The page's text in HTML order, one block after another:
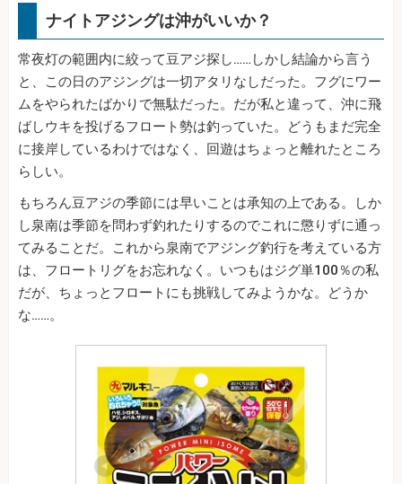
ナイトアジングは沖がいいか？
常夜灯の範囲内に絞って豆アジ探し……しかし結論から言う
と、この日のアジングは一切アタリなしだった。フグにワー
ムをやられたばかりで無駄だった。だが私と違って、沖に飛
ばしウキを投げるフロート勢は釣っていた。どうもまだ完全
に接岸しているわけではなく、回遊はちょっと離れたところ
らしい。
もちろん豆アジの季節には早いことは承知の上である。しか
し泉南は季節を問わず釣れたりするのでこれに懲りずに通っ
てみることだ。これから泉南でアジング釣行を考えている方
は、フロートリグをお忘れなく。いつもはジグ単100％の私
だが、ちょっとフロートにも挑戦してみようかな。どうか
な……。